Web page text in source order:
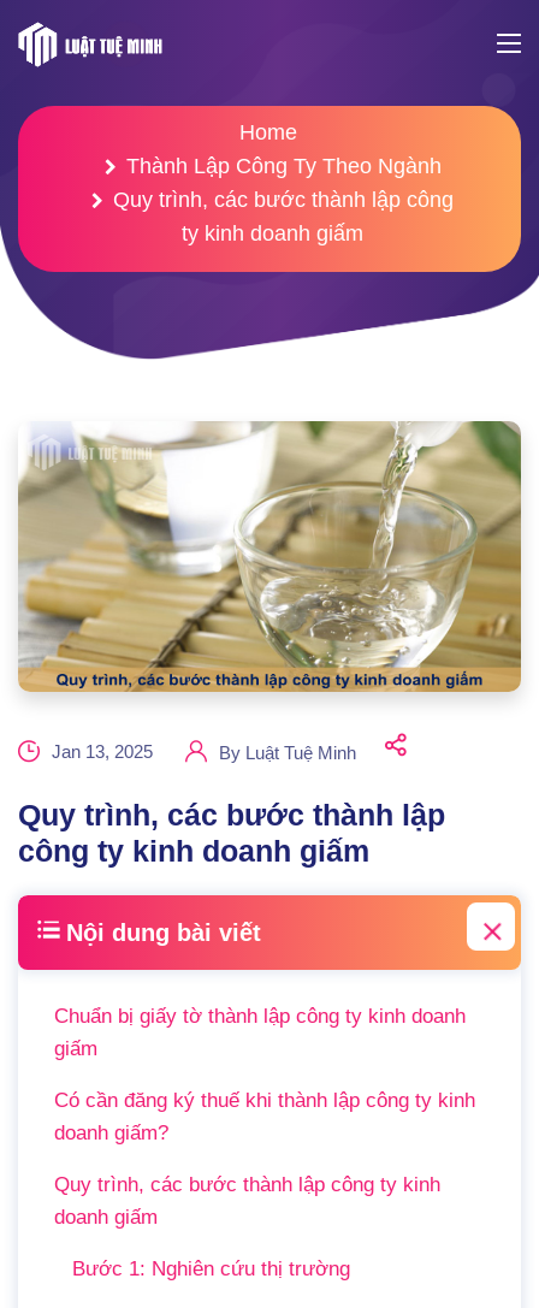
Home
Thành Lập Công Ty Theo Ngành
Quy trình, các bước thành lập công
ty kinh doanh giấm
Jan 13, 2025 By Luật Tuệ Minh
Quy trình, các bước thành lập
công ty kinh doanh giấm
Nội dung bài viết
Chuẩn bị giấy tờ thành lập công ty kinh doanh
giấm
Có cần đăng ký thuế khi thành lập công ty kinh
doanh giấm?
Quy trình, các bước thành lập công ty kinh
doanh giấm
Bước 1: Nghiên cứu thị trường